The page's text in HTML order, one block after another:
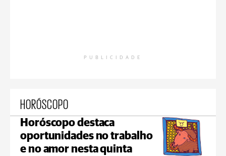
PUBLICIDADE
HORÓSCOPO
Horóscopo destaca
oportunidades no trabalho
e no amor nesta quinta